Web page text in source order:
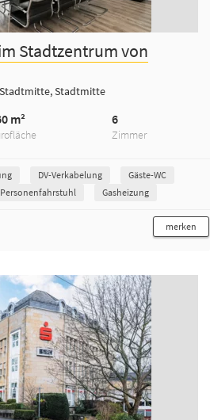
Stadtzentrum von
Stadtmitte
m²
Zimmer
6
DV-Verkabelung
Gäste-WC
Personenfahrstuhl Gasheizung
merken